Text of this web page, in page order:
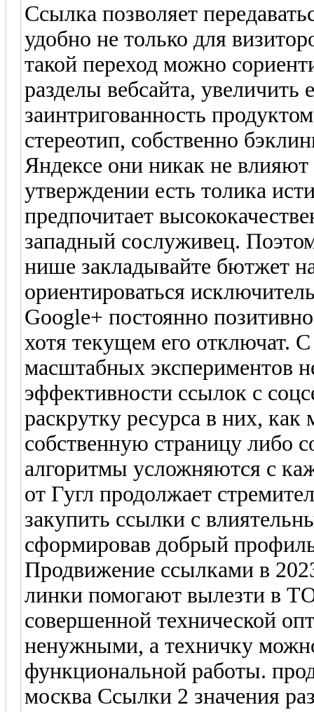
Ссылка позволяет
удобно не только для
такой переход можно
разделы вебсайта, увеличить
заинтригованность
стереотип, собственно
Яндексе они никак не
утверждении есть толика
предпочитает
западный сослуживец.
нише закладывайте бютжет
ориентироваться
Google+ постоянно
хотя текущем его отключат.
масштабных экспериментов
эффективности ссылок с
раскрутку ресурса в них,
собственную страницу либо
алгоритмы усложняются с
от Гугл продолжает
закупить ссылки с
сформировав добрый
Продвижение ссылками в
линки помогают вылезти в
совершенной технической
ненужными, а техничку
функциональной работы.
москва Ссылки 2 значения